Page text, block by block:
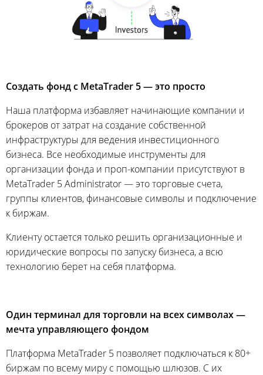
Создать фонд с MetaTrader 5 — это просто
Наша платформа избавляет начинающие компании и
брокеров от затрат на создание собственной
инфраструктуры для ведения инвестиционного
бизнеса. Все необходимые инструменты для
организации фонда и проп-компании присутствуют в
MetaTrader 5 Administrator — это торговые счета,
группы клиентов, финансовые символы и подключение
к биржам.
Клиенту остается только решить организационные и
юридические вопросы по запуску бизнеса, а всю
технологию берет на себя платформа.
Один терминал для торговли на всех символах —
мечта управляющего фондом
Платформа MetaTrader 5 позволяет подключаться к 80+
биржам по всему миру с помощью шлюзов. С их